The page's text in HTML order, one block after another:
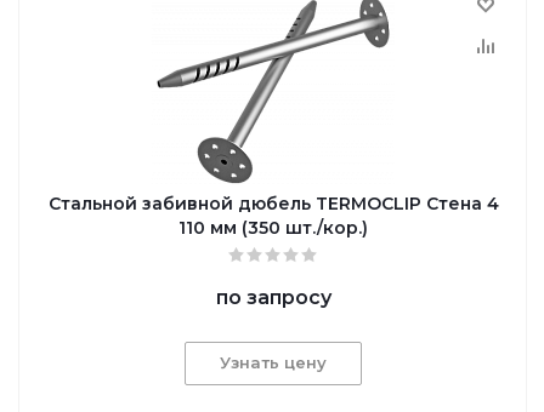
Cтальной забивной дюбель TERMOCLIP Стена 4
110 мм (350 шт./кор.)
по запросу
Узнать цену